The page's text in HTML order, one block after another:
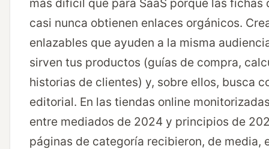
más difícil que para SaaS porque las fichas
casi nunca obtienen enlaces orgánicos.
enlazables que ayuden a la misma
sirven tus productos (guías de compra,
historias de clientes) y, sobre ellos, busca
editorial. En las tiendas online
entre mediados de 2024 y principios de
páginas de categoría recibieron, de media,